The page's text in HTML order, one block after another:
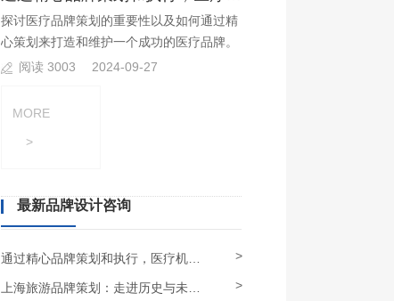
探讨医疗品牌策划的重要性以及如何通过精
心策划来打造和维护一个成功的医疗品牌。
阅读 3003
2024-09-27
MORE
>
最新品牌设计咨询
>
>